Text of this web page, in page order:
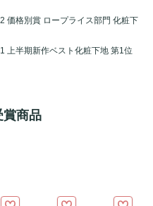
堂調べ。効果には個人差
価格別賞 ロープライス部門 化粧下
上半期新作ベスト化粧下地 第1位
賞商品